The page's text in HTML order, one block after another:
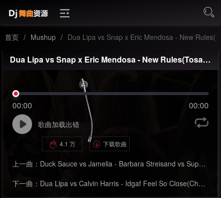
首页 / Mushup / Dua Lipa vs Snap x Eric Mendosa - New Rules(Tosak vs G-Baess Edit 130bpm)-Mashup
Dua Lipa vs Snap x Eric Mendosa - New Rules(Tosak vs G-Baess Edit 130bpm)-Mashup
4.1 万 下载歌曲
00:00 00:00
歌曲加载出错
上一曲： Duck Sauce vs Jamelia - Barbara Streisand vs Superstar(Tyler Palmer 128bpm)-Mashup
下一曲： Dua Lipa vs Calvin Harris - Idgaf Feel So Close(Chunky Dip Edit 128bpm)-Mashup